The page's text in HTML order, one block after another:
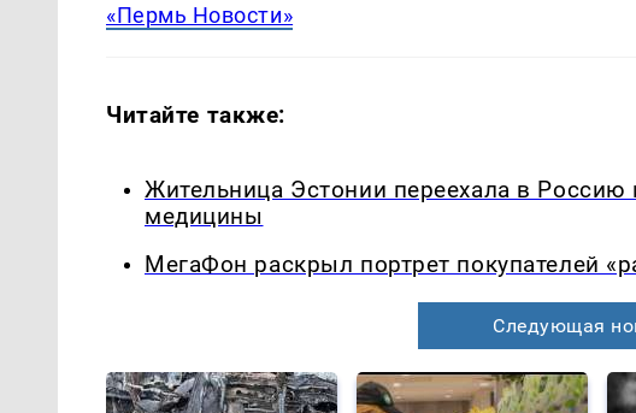
«Пермь Новости»
Читайте также:
Жительница Эстонии переехала в
медицины
МегаФон раскрыл портрет покупателей
Следующая